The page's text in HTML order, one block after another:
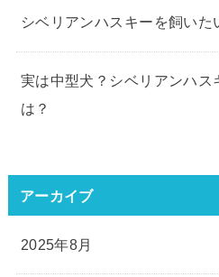
シベリアンハスキーを飼いた
実は中型犬？シベリアンハス
は？
アーカイブ
2025年8月